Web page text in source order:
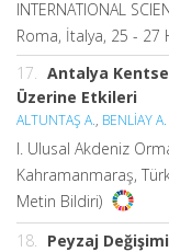
INTERNATIONAL
Roma, İtalya, 25 - 27
17. Antalya
Üzerine Etkileri
ALTUNTAŞ A., BENLİAY A.
I. Ulusal Akdeniz
Kahramanmaraş,
Metin Bildiri)
18.
Peyzaj